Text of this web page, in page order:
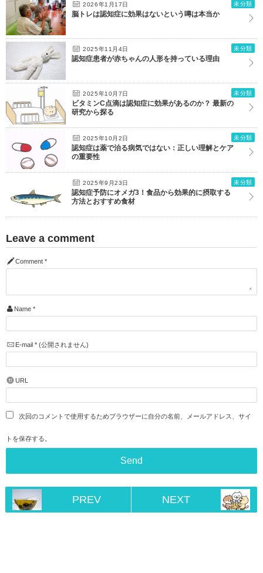
2026年1月17日 未分類
脳トレは認知症に効果はないという噂は本当か
2025年11月4日 未分類
認知症患者が赤ちゃんの人形を持っている理由
2025年10月7日 未分類
ビタミンC点滴は認知症に効果があるのか？ 最新の
研究から探る
2025年10月2日 未分類
認知症は薬で治る病気ではない：正しい理解とケア
の重要性
2025年9月23日 未分類
認知症予防にオメガ3！食品から効果的に摂取する
方法とおすすめ食材
Leave a comment
Comment *
Name *
E-mail *(公開されません)
URL
次回のコメントで使用するためブラウザーに自分の名前、メールアドレス、サイ
トを保存する。
PREV NEXT